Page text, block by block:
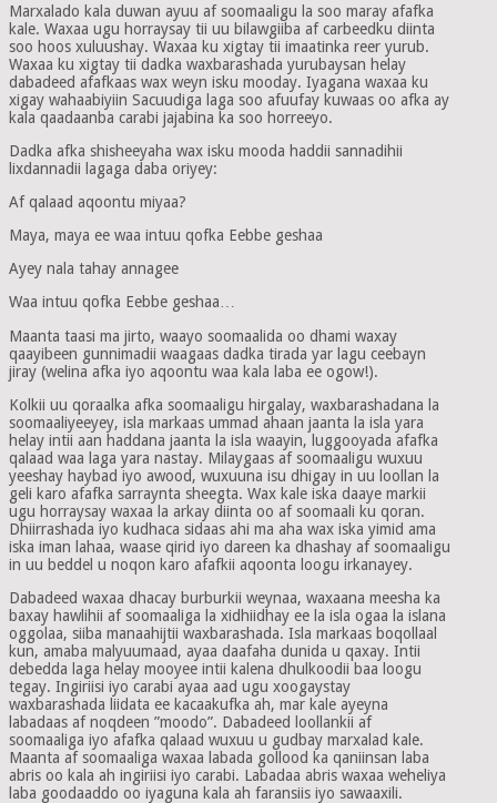
Marxalado kala duwan ayuu af soomaaligu la soo maray afafka
kale. Waxaa ugu horraysay tii uu bilawgiiba af carbeedku diinta
soo hoos xuluushay. Waxaa ku xigtay tii imaatinka reer yurub.
Waxaa ku xigtay tii dadka waxbarashada yurubaysan helay
dabadeed afafkaas wax weyn isku mooday. Iyagana waxaa ku
xigay wahaabiyiin Sacuudiga laga soo afuufay kuwaas oo afka ay
kala qaadaanba carabi jajabina ka soo horreeyo.
Dadka afka shisheeyaha wax isku mooda haddii sannadihii
lixdannadii lagaga daba oriyey:
Af qalaad aqoontu miyaa?
Maya, maya ee waa intuu qofka Eebbe geshaa
Ayey nala tahay annagee
Waa intuu qofka Eebbe geshaa…
Maanta taasi ma jirto, waayo soomaalida oo dhami waxay
qaayibeen gunnimadii waagaas dadka tirada yar lagu ceebayn
jiray (welina afka iyo aqoontu waa kala laba ee ogow!).
Kolkii uu qoraalka afka soomaaligu hirgalay, waxbarashadana la
soomaaliyeeyey, isla markaas ummad ahaan jaanta la isla yara
helay intii aan haddana jaanta la isla waayin, luggooyada afafka
qalaad waa laga yara nastay. Milaygaas af soomaaligu wuxuu
yeeshay haybad iyo awood, wuxuuna isu dhigay in uu loollan la
geli karo afafka sarraynta sheegta. Wax kale iska daaye markii
ugu horraysay waxaa la arkay diinta oo af soomaali ku qoran.
Dhiirrashada iyo kudhaca sidaas ahi ma aha wax iska yimid ama
iska iman lahaa, waase qirid iyo dareen ka dhashay af soomaaligu
in uu beddel u noqon karo afafkii aqoonta loogu irkanayey.
Dabadeed waxaa dhacay burburkii weynaa, waxaana meesha ka
baxay hawlihii af soomaaliga la xidhiidhay ee la isla ogaa la islana
oggolaa, siiba manaahijtii waxbarashada. Isla markaas boqollaal
kun, amaba malyuumaad, ayaa daafaha dunida u qaxay. Intii
debedda laga helay mooyee intii kalena dhulkoodii baa loogu
tegay. Ingiriisi iyo carabi ayaa aad ugu xoogaystay
waxbarashada liidata ee kacaakufka ah, mar kale ayeyna
labadaas af noqdeen ”moodo”. Dabadeed loollankii af
soomaaliga iyo afafka qalaad wuxuu u gudbay marxalad kale.
Maanta af soomaaliga waxaa labada gollood ka qaniinsan laba
abris oo kala ah ingiriisi iyo carabi. Labadaa abris waxaa weheliya
laba goodaaddo oo iyaguna kala ah faransiis iyo sawaaxili.